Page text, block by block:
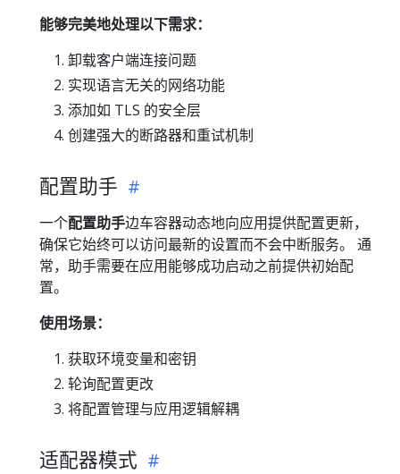
能够完美地处理以下需求：
卸载客户端连接问题
实现语言无关的网络功能
添加如 TLS 的安全层
创建强大的断路器和重试机制
配置助手
一个配置助手边车容器动态地向应用提供配置更新，
确保它始终可以访问最新的设置而不会中断服务。 通
常，助手需要在应用能够成功启动之前提供初始配
置。
使用场景：
获取环境变量和密钥
轮询配置更改
将配置管理与应用逻辑解耦
适配器模式